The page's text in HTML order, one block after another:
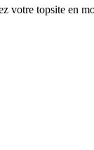
votre topsite en